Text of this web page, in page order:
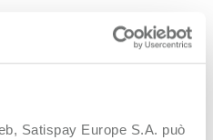
Satispay Europe S.A. può
super app Satispay, l'utente viene
del servizio telepedaggio
di Messina. Chi sceglie di attivare
sul canone mensile. Tutti gli